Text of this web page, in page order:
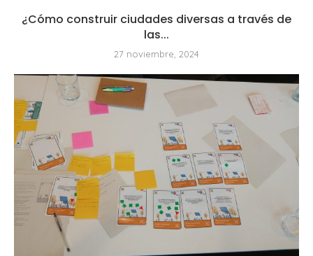
¿Cómo construir ciudades diversas a través de
las...
27 noviembre, 2024